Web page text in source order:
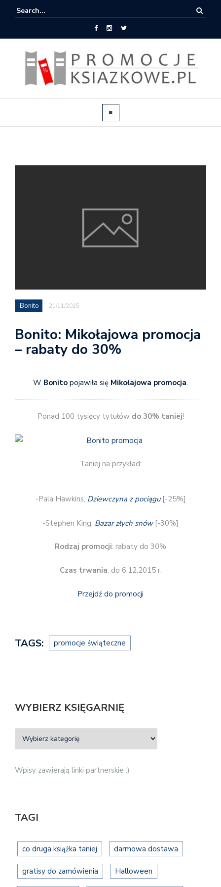
Bonito 21/11/2015
Bonito: Mikołajowa promocja
– rabaty do 30%
W Bonito pojawiła się Mikołajowa promocja.
Ponad 100 tysięcy tytułów do 30% taniej!
Taniej na przykład:
-Pala Hawkins, Dziewczyna z pociągu[-25%]
-Stephen King, Bazar złych snów[-30%]
Rodzaj promocji: rabaty do 30%
Czas trwania: do 6.12.2015 r.
Przejdź do promocji
TAGS: promocje świąteczne
WYBIERZ KSIĘGARNIĘ
Wpisy zawierają linki partnerskie :)
TAGI
co druga książka taniej darmowa dostawa
gratisy do zamówienia Halloween